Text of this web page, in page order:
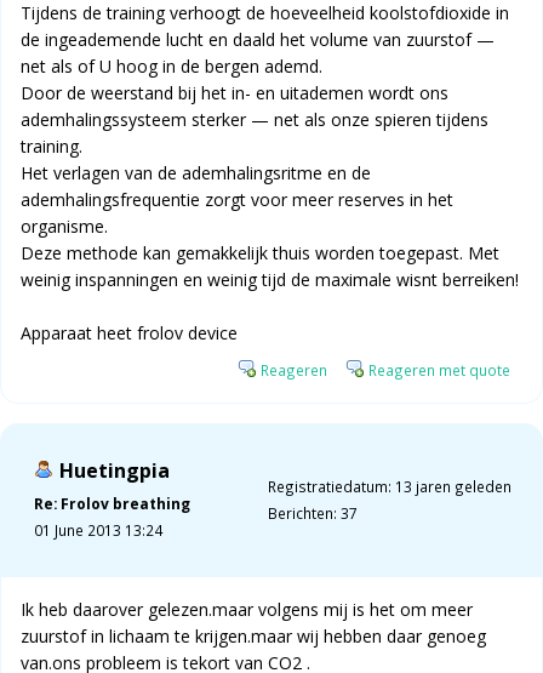
Tijdens de training verhoogt de hoeveelheid koolstofdioxide in
de ingeademende lucht en daald het volume van zuurstof —
net als of U hoog in de bergen ademd.
Door de weerstand bij het in- en uitademen wordt ons
ademhalingssysteem sterker — net als onze spieren tijdens
training.
Het verlagen van de ademhalingsritme en de
ademhalingsfrequentie zorgt voor meer reserves in het
organisme.
Deze methode kan gemakkelijk thuis worden toegepast. Met
weinig inspanningen en weinig tijd de maximale wisnt berreiken!
Apparaat heet frolov device
Reageren Reageren met quote
Huetingpia
Re: Frolov breathing
01 June 2013 13:24
Registratiedatum: 13 jaren geleden
Berichten: 37
Ik heb daarover gelezen.maar volgens mij is het om meer
zuurstof in lichaam te krijgen.maar wij hebben daar genoeg
van.ons probleem is tekort van CO2 .